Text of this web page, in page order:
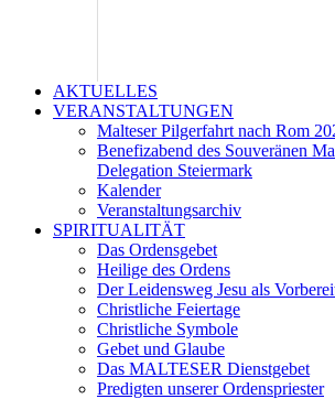
AKTUELLES
VERANSTALTUNGEN
Malteser Pilgerfahrt nach Rom
Benefizabend des Souveränen
Delegation Steiermark
Kalender
Veranstaltungsarchiv
SPIRITUALITÄT
Das Ordensgebet
Heilige des Ordens
Der Leidensweg Jesu als
Christliche Feiertage
Christliche Symbole
Gebet und Glaube
Das MALTESER Dienstgebet
Predigten unserer Ordenspriester